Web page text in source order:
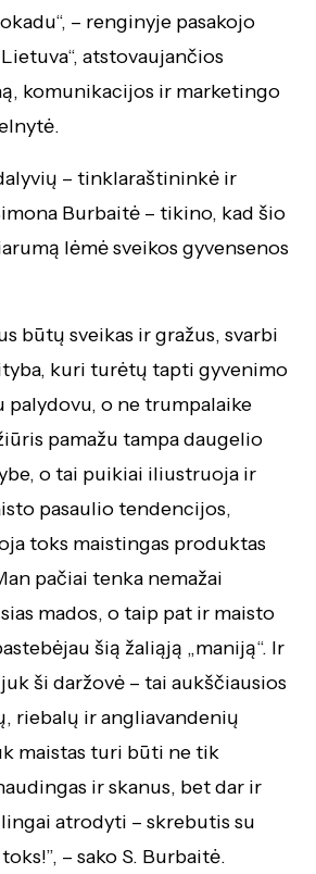
– renginyje pasakojo
atstovaujančios
komunikacijos ir marketingo
– tinklaraštininkė ir
Burbaitė – tikino, kad šio
lėmė sveikos gyvensenos
būtų sveikas ir gražus, svarbi
kuri turėtų tapti gyvenimo
o ne trumpalaike
pamažu tampa daugelio
o tai puikiai iliustruoja ir
pasaulio tendencijos,
toks maistingas produktas
pačiai tenka nemažai
mados, o taip pat ir maisto
šią žaliąją „maniją“. Ir
ši daržovė – tai aukščiausios
riebalų ir angliavandenių
maistas turi būti ne tik
ir skanus, bet dar ir
atrodyti – skrebutis su
– sako S. Burbaitė.